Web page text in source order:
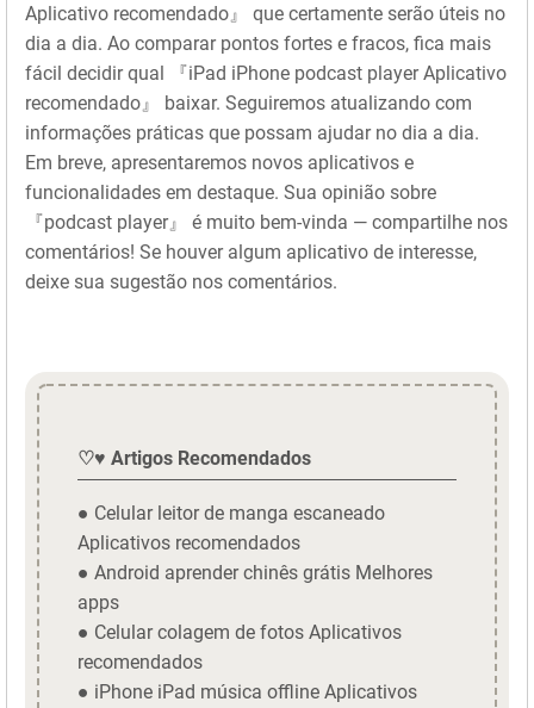
Aplicativo recomendado』 que certamente serão úteis no
dia a dia. Ao comparar pontos fortes e fracos, fica mais
fácil decidir qual 『iPad iPhone podcast player Aplicativo
recomendado』 baixar. Seguiremos atualizando com
informações práticas que possam ajudar no dia a dia.
Em breve, apresentaremos novos aplicativos e
funcionalidades em destaque. Sua opinião sobre
『podcast player』 é muito bem-vinda — compartilhe nos
comentários! Se houver algum aplicativo de interesse,
deixe sua sugestão nos comentários.
♡♥ Artigos Recomendados
● Celular leitor de manga escaneado
Aplicativos recomendados
● Android aprender chinês grátis Melhores
apps
● Celular colagem de fotos Aplicativos
recomendados
● iPhone iPad música offline Aplicativos